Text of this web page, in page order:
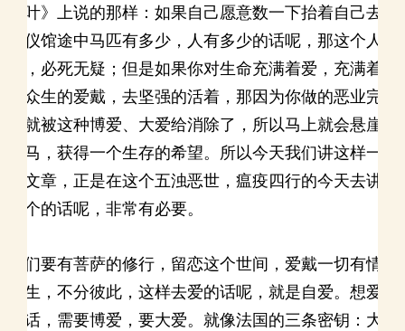
藤叶》上说的那样：如果自己愿意数一下抬着自己去
殡仪馆途中马匹有多少，人有多少的话呢，那这个人
呢，必死无疑；但是如果你对生命充满着爱，充满着
对众生的爱戴，去坚强的活着，那因为你做的恶业完
全就被这种博爱、大爱给消除了，所以马上就会悬崖
勒马，获得一个生存的希望。所以今天我们讲这样一
个文章，正是在这个五浊恶世，瘟疫四行的今天去讲
这个的话呢，非常有必要。
我们要有菩萨的修行，留恋这个世间，爱戴一切有情
众生，不分彼此，这样去爱的话呢，就是自爱。想爱
的话，需要博爱，要大爱。就像法国的三条密钥：大